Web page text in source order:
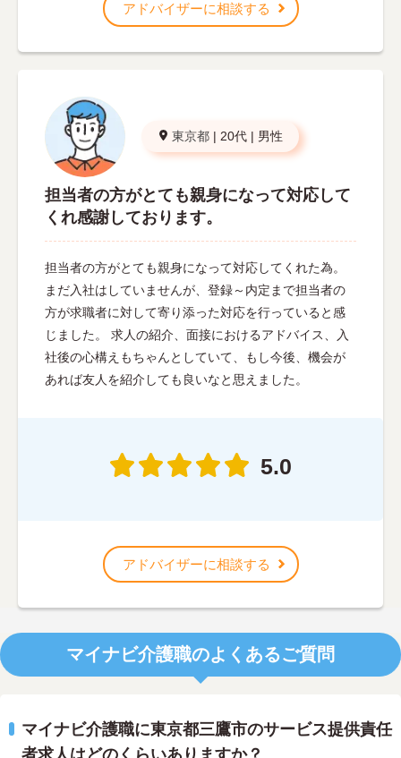
アドバイザーに相談する
東京都 | 20代 | 男性
担当者の方がとても親身になって対応して
くれ感謝しております。
担当者の方がとても親身になって対応してくれた為。
まだ入社はしていませんが、登録～内定まで担当者の
方が求職者に対して寄り添った対応を行っていると感
じました。 求人の紹介、面接におけるアドバイス、入
社後の心構えもちゃんとしていて、もし今後、機会が
あれば友人を紹介しても良いなと思えました。
5.0
アドバイザーに相談する
マイナビ介護職のよくあるご質問
マイナビ介護職に東京都三鷹市のサービス提供責任
者求人はどのくらいありますか？